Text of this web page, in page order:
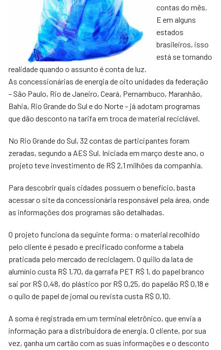
contas do mês.
E em alguns
estados
brasileiros, isso
está se tornando
realidade quando o assunto é conta de luz.
As concessionárias de energia de oito unidades da federação
– São Paulo, Rio de Janeiro, Ceará, Pernambuco, Maranhão,
Bahia, Rio Grande do Sul e do Norte – já adotam programas
que dão desconto na tarifa em troca de material reciclável.
No Rio Grande do Sul, 32 contas de participantes foram
zeradas, segundo a AES Sul. Iniciada em março deste ano, o
projeto teve investimento de R$ 2,1 milhões da companhia.
Para descobrir quais cidades possuem o benefício, basta
acessar o site da concessionária responsável pela área, onde
as informações dos programas são detalhadas.
O projeto funciona da seguinte forma: o material recolhido
pelo cliente é pesado e precificado conforme a tabela
praticada pelo mercado dereciclagem. O quiilo da lata de
alumínio custa R$ 1,70, da garrafa PET R$ 1, do papel branco
sai por R$ 0,48, do plástico por R$ 0,25, do papelão R$ 0,18 e
o quilo de papel de jornal ou revista custa R$ 0,10.
A soma é registrada em um terminal eletrônico, que envia a
informação para a distribuidora de energia. O cliente, por sua
vez, ganha um cartão com as suas informações e o desconto